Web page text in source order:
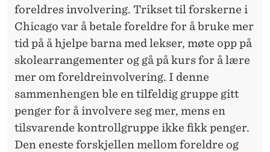
foreldres involvering. Trikset til forskerne i
Chicago var å betale foreldre for å bruke mer
tid på å hjelpe barna med lekser, møte opp på
skolearrangementer og gå på kurs for å lære
mer om foreldreinvolvering. I denne
sammenhengen ble en tilfeldig gruppe gitt
penger for å involvere seg mer, mens en
tilsvarende kontrollgruppe ikke fikk penger.
Den eneste forskjellen mellom foreldre og